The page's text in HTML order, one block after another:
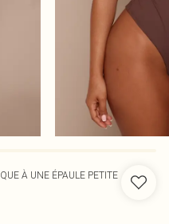
À UNE ÉPAULE PETITE